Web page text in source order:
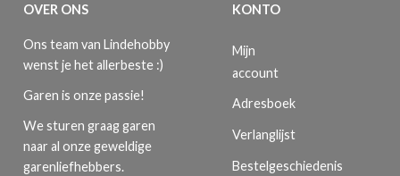
OVER ONS
Ons team van Lindehobby
wenst je het allerbeste :)
Garen is onze passie!
We sturen graag garen
naar al onze geweldige
garenliefhebbers.
KONTO
Mijn
account
Adresboek
Verlanglijst
Bestelgeschiedenis